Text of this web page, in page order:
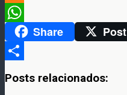
Meneame
WhatsAppShare Post
Posts relacionados: